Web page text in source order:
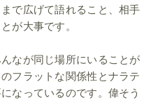
で広げて語れること、相手
が大事です。
なが同じ場所にいることが
フラットな関係性とナラテ
なっているのです。偉そう